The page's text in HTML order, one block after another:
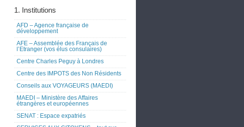
1. Institutions
AFD – Agence française de
développement
AFE – Assemblée des Français de
l’Etranger (vos élus consulaires)
Centre Charles Peguy à Londres
Centre des IMPOTS des Non Résidents
Conseils aux VOYAGEURS (MAEDI)
MAEDI – Ministère des Affaires
étrangères et européennes
SENAT : Espace expatriés